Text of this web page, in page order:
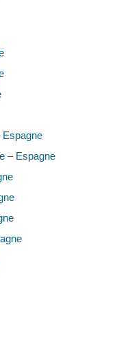
Espagne
– Espagne